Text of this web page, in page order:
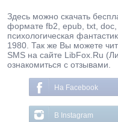
Здесь можно скачать
формате fb2, epub, txt,
психологическая
1980. Так же Вы можете
SMS на сайте LibFox.Ru
ознакомиться с отзывами.
На Facebook
В Instagram